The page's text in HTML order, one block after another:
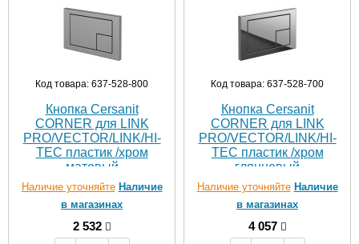
Код товара: 637-528-800
Кнопка Cersanit
CORNER для LINK
PRO/VECTOR/LINK/HI-
TEC пластик /хром
матовый
Наличие уточняйте Наличие
в магазинах
2 532
Код товара: 637-528-700
Кнопка Cersanit
CORNER для LINK
PRO/VECTOR/LINK/HI-
TEC пластик /хром
глянцевый
Наличие уточняйте Наличие
в магазинах
4 057